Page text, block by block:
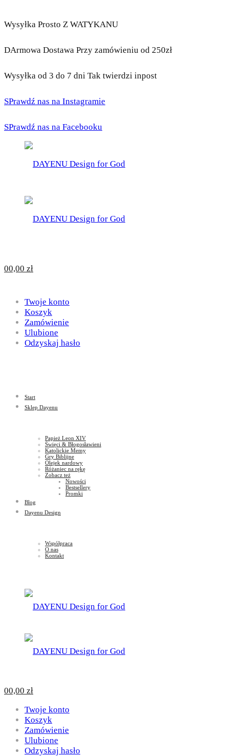
Wysyłka Prosto Z WATYKANU
DArmowa Dostawa Przy zamówieniu od 250zł
Wysyłka od 3 do 7 dni Tak twierdzi inpost
SPrawdź nas na Instagramie
SPrawdź nas na Facebooku
for
God
DAYENU
Design
God
00,00 zł
Twoje konto
Koszyk
Zamówienie
Ulubione
Odzyskaj hasło
Start
Sklep Dayenu
Papież Leon XIV
Święci & Błogosławieni
Katolickie Memy
Gry Biblijne
Olejek nardowy
Różaniec na rękę
Zobacz też
Nowości
Bestsellery
Promki
Blog
Dayenu Design
Współpraca
O nas
Kontakt
00,00 zł
Twoje konto
Koszyk
Zamówienie
Ulubione
Odzyskaj hasło